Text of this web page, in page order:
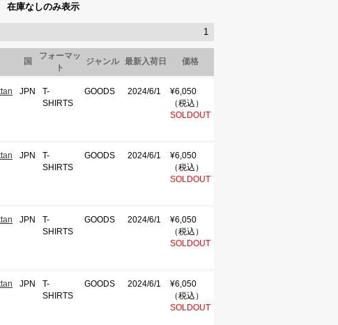
在庫なしのみ表示
1
国
フォーマッ
ト
ジャンル 最新入荷日 価格
JPN
T-
SHIRTS
GOODS 2024/6/1
¥6,050
（税込）
SOLDOUT
JPN
T-
SHIRTS
GOODS 2024/6/1
¥6,050
（税込）
SOLDOUT
JPN
T-
SHIRTS
GOODS 2024/6/1
¥6,050
（税込）
SOLDOUT
JPN
T-
SHIRTS
GOODS 2024/6/1
¥6,050
（税込）
SOLDOUT